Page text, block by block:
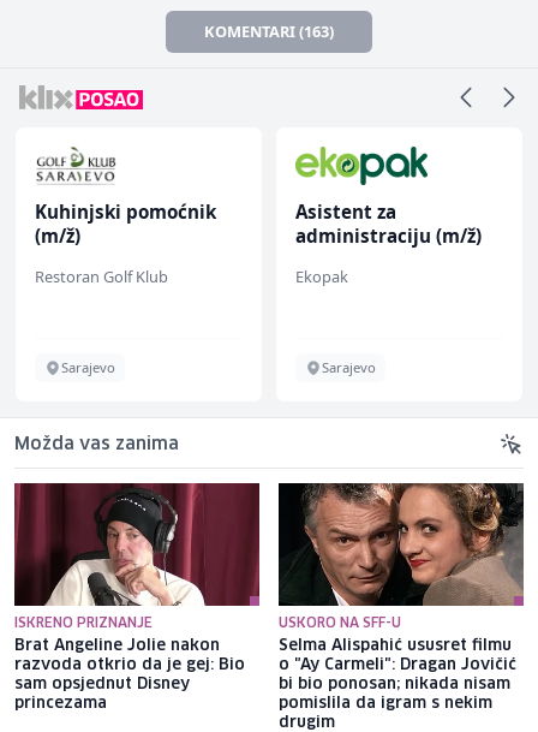
KOMENTARI (163)
Kuhinjski pomoćnik
(m/ž)
Restoran Golf Klub
Sarajevo
Asistent za
administraciju (m/ž)
Ekopak
Sarajevo
Možda vas zanima
ISKRENO PRIZNANJE
Brat Angeline Jolie nakon
razvoda otkrio da je gej: Bio
sam opsjednut Disney
princezama
USKORO NA SFF-U
Selma Alispahić ususret filmu
o "Ay Carmeli": Dragan Jovičić
bi bio ponosan; nikada nisam
pomislila da igram s nekim
drugim